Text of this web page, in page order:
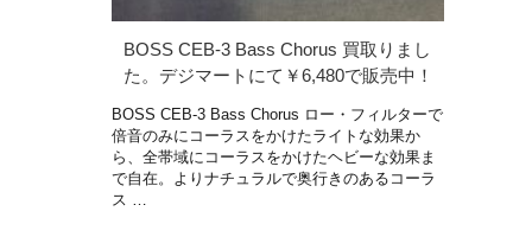
BOSS CEB-3 Bass Chorus 買取りまし
た。デジマートにて￥6,480で販売中！
BOSS CEB-3 Bass Chorus ロー・フィルターで
倍音のみにコーラスをかけたライトな効果か
ら、全帯域にコーラスをかけたヘビーな効果ま
で自在。よりナチュラルで奥行きのあるコーラ
ス …